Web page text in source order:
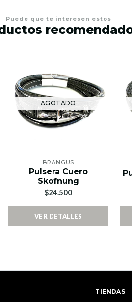
Puede que te interesen estos
AGOTADO
BRANGUS
Pulsera Cuero
Skofnung
$24.500
VER DETALLES
TIENDAS